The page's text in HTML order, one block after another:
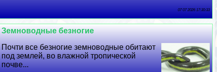
07 07 2026 17:30:33
Земноводные безногие
Почти все безногие земноводные обитают
под землей, во влажной тропической
почве...